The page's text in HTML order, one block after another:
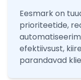
Eesmark on
prioriteetide,
efektiivsust,
parandavad